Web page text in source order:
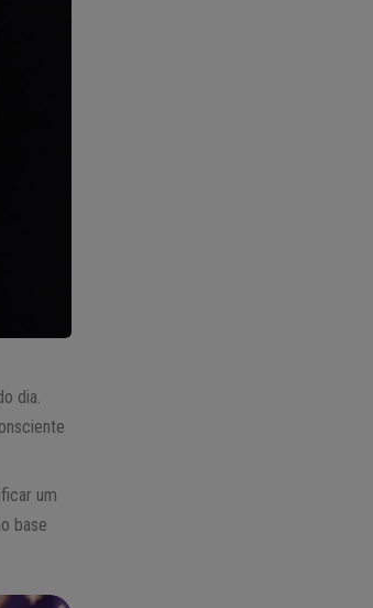
dia.
um
base